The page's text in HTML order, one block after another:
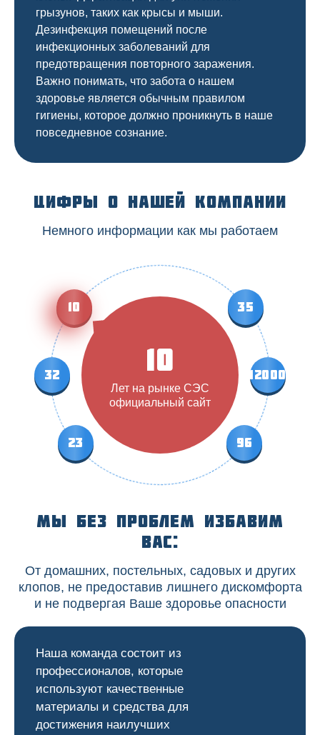
грызунов, таких как крысы и мыши.
Дезинфекция помещений после
инфекционных заболеваний для
предотвращения повторного заражения.
Важно понимать, что забота о нашем
здоровье является обычным правилом
гигиены, которое должно проникнуть в наше
повседневное сознание.
Цифры о нашей компании
Немного информации как мы работаем
10 35
12000
96
23
32 10
Лет на рынке СЭС
официальный сайт
Мы без проблем избавим
вас:
От домашних, постельных, садовых и других
клопов, не предоставив лишнего дискомфорта
и не подвергая Ваше здоровье опасности
Наша команда состоит из
профессионалов, которые
используют качественные
материалы и средства для
достижения наилучших